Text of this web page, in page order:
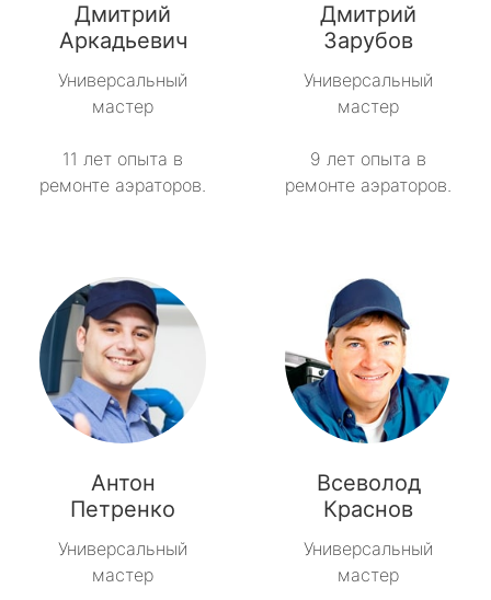
Дмитрий
Аркадьевич
Универсальный
мастер
11 лет опыта в
ремонте аэраторов.
Дмитрий
Зарубов
Универсальный
мастер
9 лет опыта в
ремонте аэраторов.
Антон
Петренко
Универсальный
мастер
Всеволод
Краснов
Универсальный
мастер